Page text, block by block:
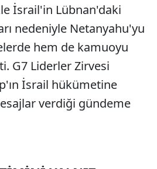
İsrail'in Lübnan'daki
nedeniyle Netanyahu'yu
hem de kamuoyu
G7 Liderler Zirvesi
İsrail hükümetine
verdiği gündeme